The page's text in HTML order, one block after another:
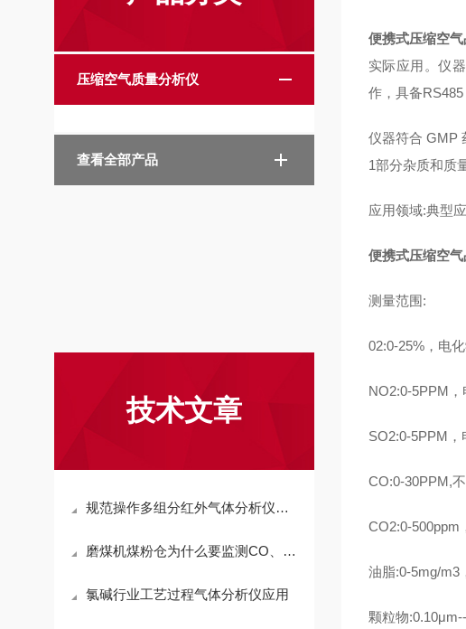
压缩空气质量分析仪
查看全部产品
技术文章
规范操作多组分红外气体分析仪是保障监测数据真实有效的关键
磨煤机煤粉仓为什么要监测CO、O2？
氯碱行业工艺过程气体分析仪应用
便携式压缩空
实际应用。仪
作，具备RS485
仪器符合 GMP
1部分杂质和质
应用领域:典型
便携式压缩空
测量范围:
02:0-25%，电
NO2:0-5PPM
SO2:0-5PPM，
CO:0-30PPM,
CO2:0-500ppm
油脂:0-5mg/m3
颗粒物